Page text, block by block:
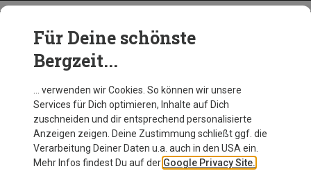
BEKLEIDUNG
Für Deine schönste
Bergzeit...
… verwenden wir Cookies. So können wir unsere
Services für Dich optimieren, Inhalte auf Dich
zuschneiden und dir entsprechend personalisierte
Anzeigen zeigen. Deine Zustimmung schließt ggf. die
Verarbeitung Deiner Daten u.a. auch in den USA ein.
Mehr Infos findest Du auf der Google Privacy Site.